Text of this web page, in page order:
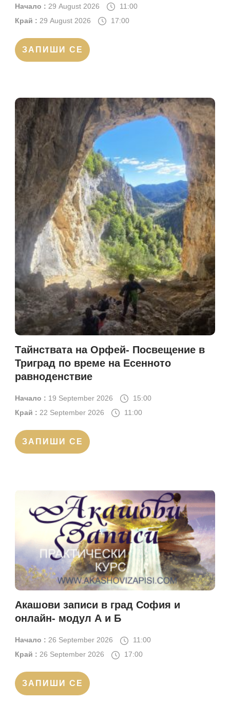
Начало : 29 August 2026
11:00
Край : 29 August 2026 17:00
ЗАПИШИ СЕ
Тайнствата на Орфей- Посвещение в
Триград по време на Есенното
равноденствие
Начало : 19 September 2026
15:00
Край : 22 September 2026 11:00
ЗАПИШИ СЕ
Акашови записи в град София и
онлайн- модул А и Б
Начало : 26 September 2026
11:00
Край : 26 September 2026 17:00
ЗАПИШИ СЕ